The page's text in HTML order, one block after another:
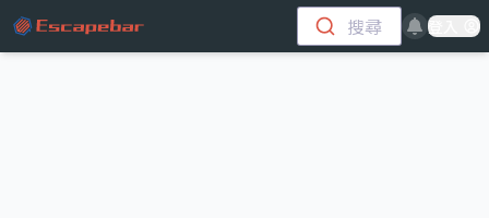
跳至主要內容
搜尋 登入